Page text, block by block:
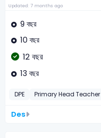
Updated: 7 months ago
9 বছর
10 বছর
12 বছর
13 বছর
DPE Primary Head Teacher
Des